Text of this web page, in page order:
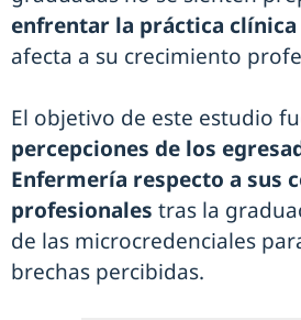
enfrentar la práctica clínica
afecta a su crecimiento
El objetivo de este estudio
percepciones de los
Enfermería respecto a sus
profesionales tras la
de las microcredenciales
brechas percibidas.